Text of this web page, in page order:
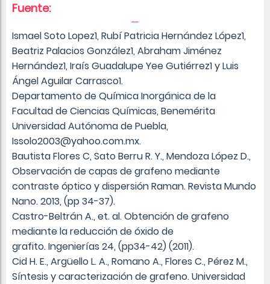
Fuente:
Ismael Soto Lopez1, Rubí Patricia Hernández López1,
Beatriz Palacios González1, Abraham Jiménez
Hernández1, Iraís Guadalupe Yee Gutiérrez1 y Luis
Ángel Aguilar Carrasco1.
Departamento de Química Inorgánica de la
Facultad de Ciencias Químicas, Benemérita
Universidad Autónoma de Puebla,
Issolo2003@yahoo.com.mx.
Bautista Flores C, Sato Berru R. Y., Mendoza López D.,
Observación de capas de grafeno mediante
contraste óptico y dispersión Raman. Revista Mundo
Nano. 2013, (pp 34-37).
Castro-Beltrán A., et. al. Obtención de grafeno
mediante la reducción de óxido de
grafito. Ingenierías 24, (pp34-42) (2011).
Cid H. E., Argüello L. A., Romano A., Flores C., Pérez M.,
Síntesis y caracterización de grafeno. Universidad